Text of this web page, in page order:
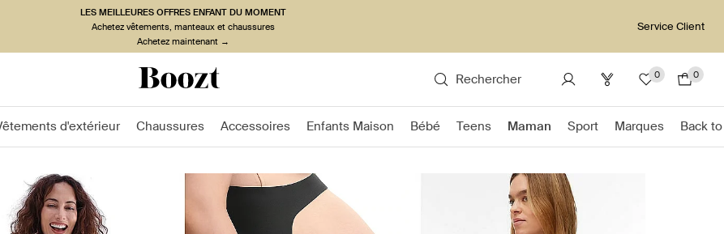
LES MEILLEURES OFFRES ENFANT DU MOMENT
Achetez vêtements, manteaux et chaussures
Achetez maintenant →
Service Client
Rechercher 0 0
d'extérieur Chaussures Accessoires Enfants Maison Bébé Teens Maman Sport Marques Back